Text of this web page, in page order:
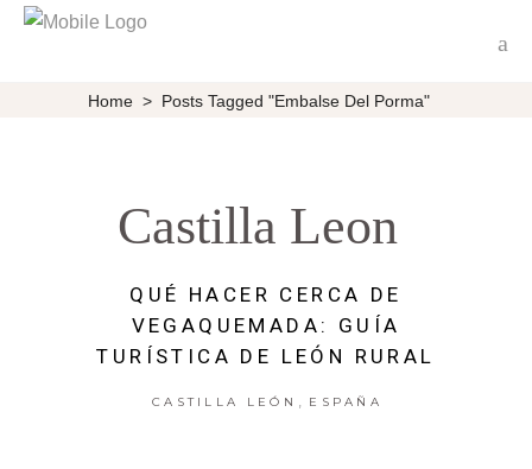
Home > Posts Tagged "embalse Del Porma"
Castilla Leon
QUÉ HACER CERCA DE
VEGAQUEMADA: GUÍA
TURÍSTICA DE LEÓN RURAL
CASTILLA LEÓN , ESPAÑA